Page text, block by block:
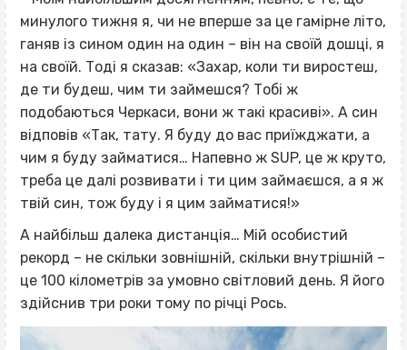
минулого тижня я, чи не вперше за це гамірне літо,
ганяв із сином один на один – він на своїй дошці, я
на своїй. Тоді я сказав: «Захар, коли ти виростеш,
де ти будеш, чим ти займешся? Тобі ж
подобаються Черкаси, вони ж такі красиві». А син
відповів «Так, тату. Я буду до вас приїжджати, а
чим я буду займатися… Напевно ж SUP, це ж круто,
треба це далі розвивати і ти цим займаєшся, а я ж
твій син, тож буду і я цим займатися!»
А найбільш далека дистанція… Мій особистий
рекорд – не скільки зовнішній, скільки внутрішній –
це 100 кілометрів за умовно світловий день. Я його
здійснив три роки тому по річці Рось.